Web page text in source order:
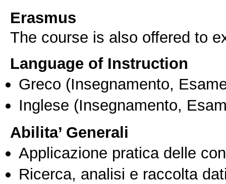
Erasmus
The course is also offered to
Language of Instruction
Greco (Insegnamento,
Inglese (Insegnamento,
Abilita’ Generali
Applicazione pratica delle
Ricerca, analisi e raccolta